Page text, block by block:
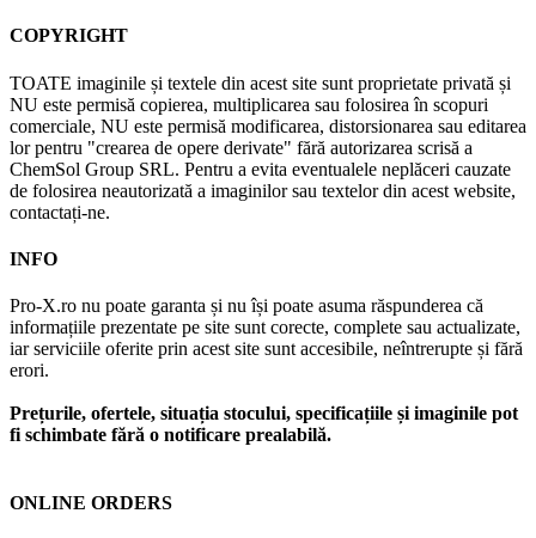
COPYRIGHT
TOATE imaginile și textele din acest site sunt proprietate privată și
NU este permisă copierea, multiplicarea sau folosirea în scopuri
comerciale, NU este permisă modificarea, distorsionarea sau editarea
lor pentru "crearea de opere derivate" fără autorizarea scrisă a
ChemSol Group SRL. Pentru a evita eventualele neplăceri cauzate
de folosirea neautorizată a imaginilor sau textelor din acest website,
contactați-ne.
INFO
Pro-X.ro nu poate garanta și nu își poate asuma răspunderea că
informațiile prezentate pe site sunt corecte, complete sau actualizate,
iar serviciile oferite prin acest site sunt accesibile, neîntrerupte și fără
erori.
Prețurile, ofertele, situația stocului, specificațiile și imaginile pot
fi schimbate fără o notificare prealabilă.
ONLINE ORDERS